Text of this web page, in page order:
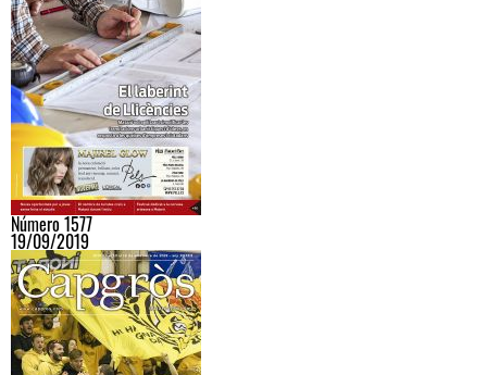
Número 1577
19/09/2019